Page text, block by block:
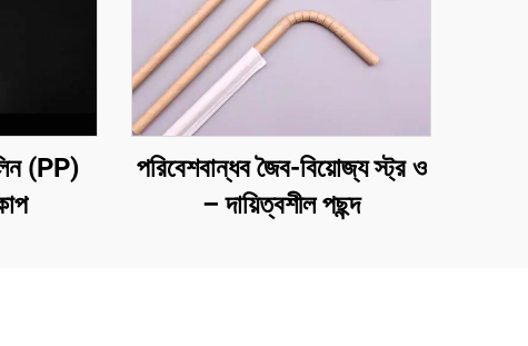
(PP)
পরিবেশবান্ধব জৈব-বিয়োজ্য স্ট্র ও
– দায়িত্বশীল পছন্দ